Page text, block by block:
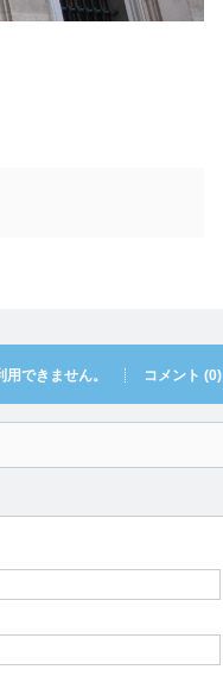
用できません。 コメント (0)